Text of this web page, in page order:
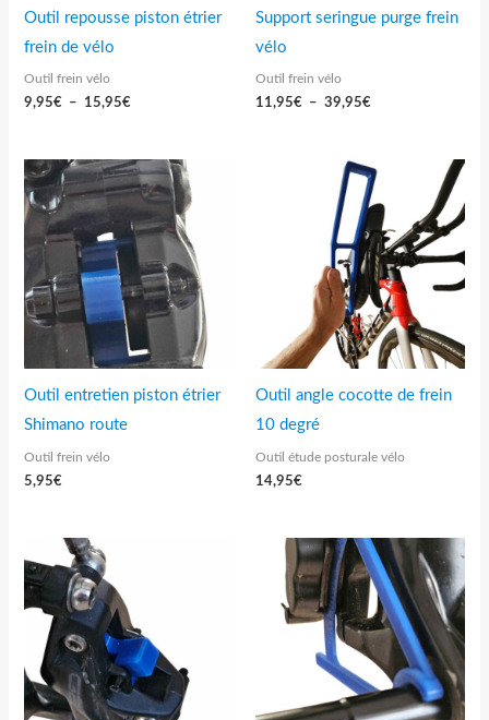
Outil repousse piston étrier
frein de vélo
Outil frein vélo
9,95€ – 15,95€
Support seringue purge frein
vélo
Outil frein vélo
11,95€ – 39,95€
Outil entretien piston étrier
Shimano route
Outil frein vélo
5,95€
Outil angle cocotte de frein
10 degré
Outil étude posturale vélo
14,95€
Plage
de
prix :
5,95€
à
6,95€